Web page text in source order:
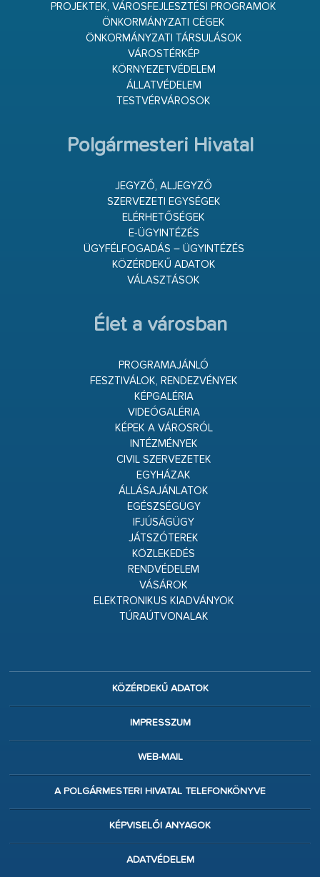
PROJEKTEK, VÁROSFEJLESZTÉSI PROGRAMOK
ÖNKORMÁNYZATI CÉGEK
ÖNKORMÁNYZATI TÁRSULÁSOK
VÁROSTÉRKÉP
KÖRNYEZETVÉDELEM
ÁLLATVÉDELEM
TESTVÉRVÁROSOK
Polgármesteri Hivatal
JEGYZŐ, ALJEGYZŐ
SZERVEZETI EGYSÉGEK
ELÉRHETŐSÉGEK
E-ÜGYINTÉZÉS
ÜGYFÉLFOGADÁS – ÜGYINTÉZÉS
KÖZÉRDEKŰ ADATOK
VÁLASZTÁSOK
Élet a városban
PROGRAMAJÁNLÓ
FESZTIVÁLOK, RENDEZVÉNYEK
KÉPGALÉRIA
VIDEÓGALÉRIA
KÉPEK A VÁROSRÓL
INTÉZMÉNYEK
CIVIL SZERVEZETEK
EGYHÁZAK
ÁLLÁSAJÁNLATOK
EGÉSZSÉGÜGY
IFJÚSÁGÜGY
JÁTSZÓTEREK
KÖZLEKEDÉS
RENDVÉDELEM
VÁSÁROK
ELEKTRONIKUS KIADVÁNYOK
TÚRAÚTVONALAK
KÖZÉRDEKŰ ADATOK
IMPRESSZUM
WEB-MAIL
A POLGÁRMESTERI HIVATAL TELEFONKÖNYVE
KÉPVISELŐI ANYAGOK
ADATVÉDELEM